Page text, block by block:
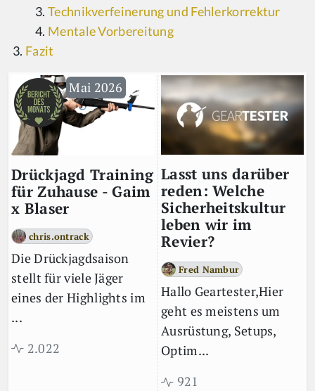
Technikverfeinerung und Fehlerkorrektur
Mentale Vorbereitung
Fazit
Mai 2026
Drückjagd Training
für Zuhause - Gaim
x Blaser
chris.ontrack
Die Drückjagdsaison
stellt für viele Jäger
eines der Highlights im
...
2.022
Lasst uns darüber
reden: Welche
Sicherheitskultur
leben wir im
Revier?
Fred Nambur
Hallo Geartester,Hier
geht es meistens um
Ausrüstung, Setups,
Optim...
921